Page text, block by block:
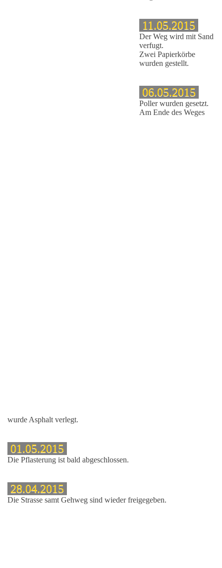
11.05.2015
Der Weg wird mit Sand
verfugt.
Zwei Papierkörbe
wurden gestellt.
06.05.2015
Poller wurden gesetzt.
Am Ende des Weges
wurde Asphalt verlegt.
01.05.2015
Die Pflasterung ist bald abgeschlossen.
28.04.2015
Die Strasse samt Gehweg sind wieder freigegeben.